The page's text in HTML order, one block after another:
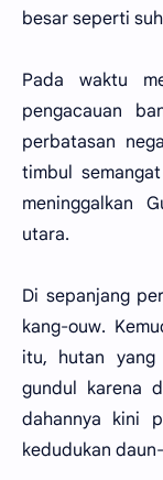
besar seperti
Pada waktu
pengacauan
perbatasan
timbul
meninggalkan
utara.
Di sepanjang
kang-ouw.
itu, hutan yang
gundul karena
dahannya kini
kedudukan